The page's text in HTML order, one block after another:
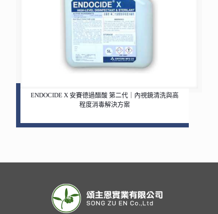
ENDOCIDE X 安賽德過醋酸 第二代｜內視鏡清洗與高
程度消毒解決方案